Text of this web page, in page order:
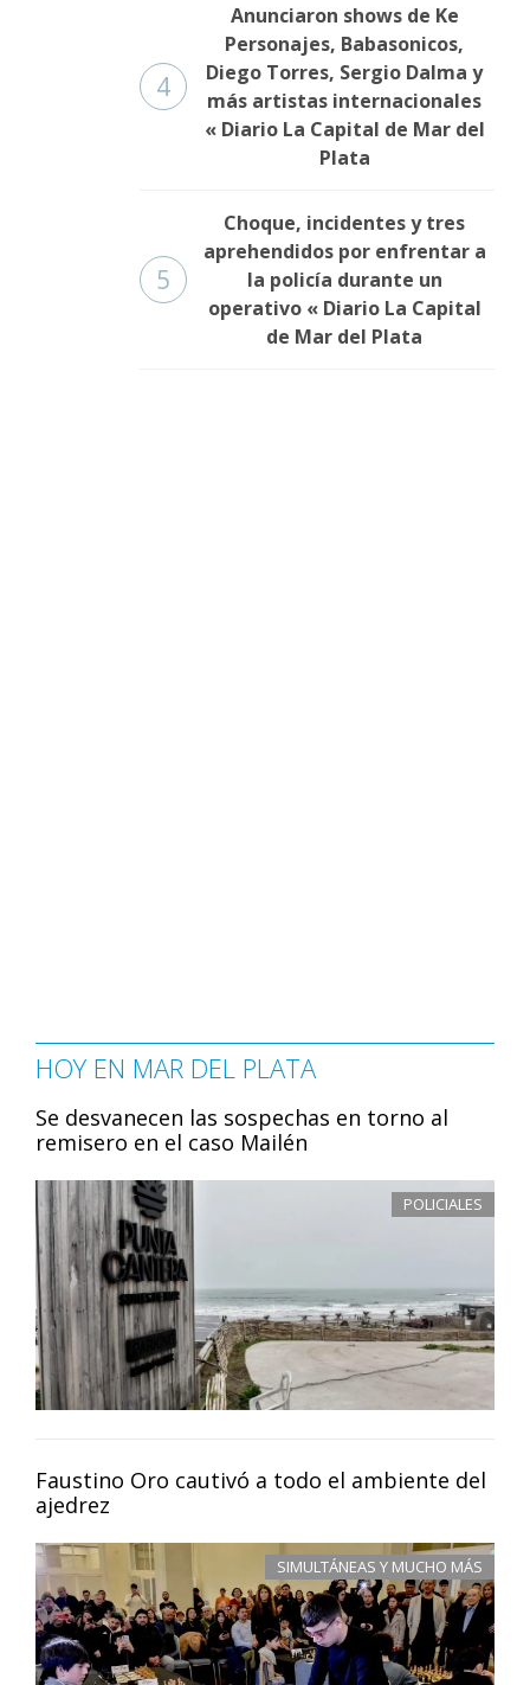
4
Anunciaron shows de Ke
Personajes, Babasonicos,
Diego Torres, Sergio Dalma y
más artistas internacionales
« Diario La Capital de Mar del
Plata
5
Choque, incidentes y tres
aprehendidos por enfrentar a
la policía durante un
operativo « Diario La Capital
de Mar del Plata
HOY EN MAR DEL PLATA
Se desvanecen las sospechas en torno al
remisero en el caso Mailén
POLICIALES
Faustino Oro cautivó a todo el ambiente del
ajedrez
SIMULTÁNEAS Y MUCHO MÁS